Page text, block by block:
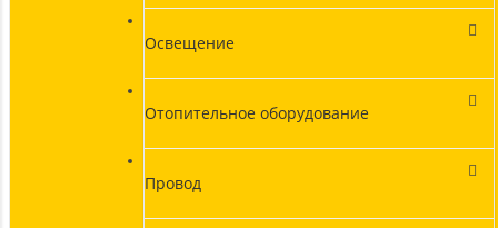
Освещение
Отопительное оборудование
Провод